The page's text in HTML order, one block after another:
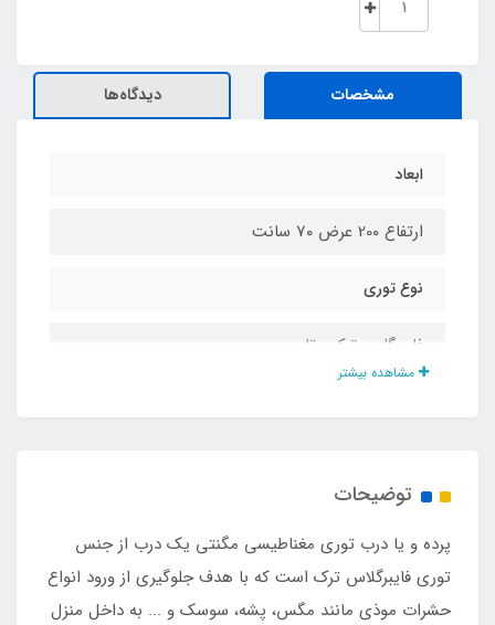
مشخصات دیدگاه‌ها
ابعاد
ارتفاع 20۰ عرض 7۰ سانت
نوع توری
فایبرگلس ترک مقاوم
مشاهده بیشتر
توضیحات
پرده و یا درب توری مغناطیسی مگنتی یک درب از جنس
توری فایبرگلاس ترک است که با هدف جلوگیری از ورود انواع
حشرات موذی مانند مگس، پشه، سوسک و ... به داخل منزل